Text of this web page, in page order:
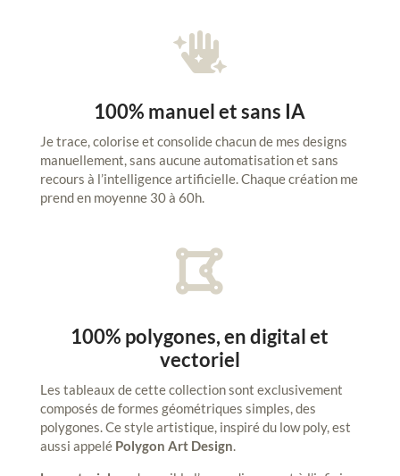

100% manuel et sans IA
Je trace, colorise et consolide chacun de mes designs
manuellement, sans aucune automatisation et sans
recours à l’intelligence artificielle. Chaque création me
prend en moyenne 30 à 60h.

100% polygones, en digital et
vectoriel
Les tableaux de cette collection sont exclusivement
composés de formes géométriques simples, des
polygones. Ce style artistique, inspiré du low poly, est
aussi appelé Polygon Art Design.